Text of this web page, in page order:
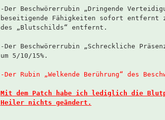
-Der Beschwörerrubin „Dringende
beseitigende Fähigkeiten sofort entfernt
des „Blutschilds“ entfernt.
-Der Beschwörerrubin „Schreckliche
um 5/10/15%.
-Der Rubin „Welkende Berührung“ des
Mit dem Patch habe ich lediglich die
Heiler nichts geändert.